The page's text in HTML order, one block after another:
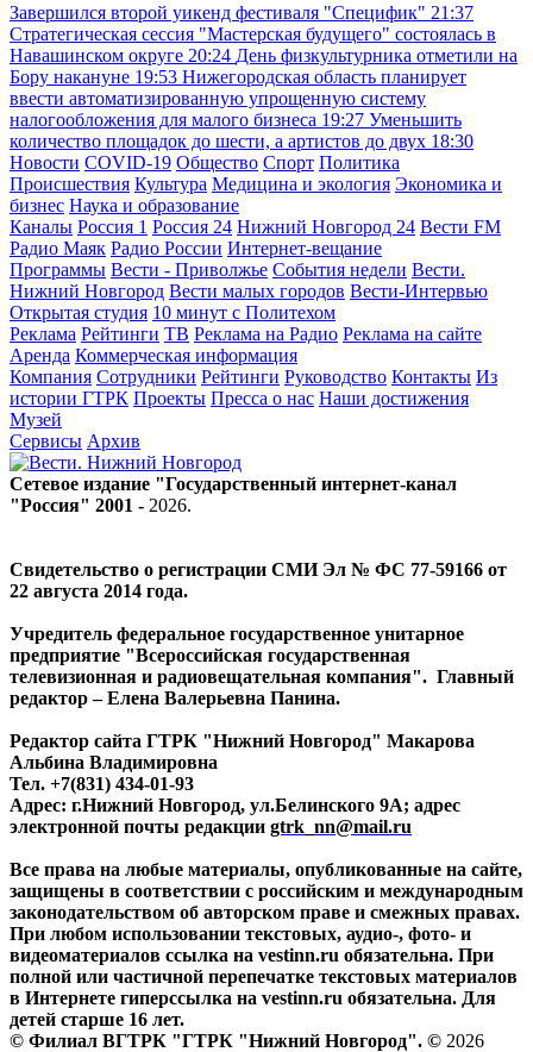
Завершился второй уикенд фестиваля "Специфик" 21:37
Стратегическая сессия "Мастерская будущего" состоялась в
Навашинском округе 20:24 День физкультурника отметили на
Бору накануне 19:53 Нижегородская область планирует
ввести автоматизированную упрощенную систему
налогообложения для малого бизнеса 19:27 Уменьшить
количество площадок до шести, а артистов до двух 18:30
Новости COVID-19 Общество Спорт Политика
Происшествия Культура Медицина и экология Экономика и
бизнес Наука и образование
Каналы Россия 1 Россия 24 Нижний Новгород 24 Вести FM
Радио Маяк Радио России Интернет-вещание
Программы Вести - Приволжье События недели Вести.
Нижний Новгород Вести малых городов Вести-Интервью
Открытая студия 10 минут с Политехом
Реклама Рейтинги ТВ Реклама на Радио Реклама на сайте
Аренда Коммерческая информация
Компания Сотрудники Рейтинги Руководство Контакты Из
истории ГТРК Проекты Пресса о нас Наши достижения
Музей
Сервисы Архив
Сетевое издание "Государственный интернет-канал
"Россия" 2001 - 2026.
Свидетельство о регистрации СМИ Эл № ФС 77-59166 от
22 августа 2014 года.
Учредитель федеральное государственное унитарное
предприятие "Всероссийская государственная
телевизионная и радиовещательная компания". Главный
редактор – Елена Валерьевна Панина.
Редактор сайта ГТРК "Нижний Новгород" Макарова
Альбина Владимировна
Тел. +7(831) 434-01-93
Адрес: г.Нижний Новгород, ул.Белинского 9А; адрес
электронной почты редакции gtrk_nn@mail.ru
Все права на любые материалы, опубликованные на сайте,
защищены в соответствии с российским и международным
законодательством об авторском праве и смежных правах.
При любом использовании текстовых, аудио-, фото- и
видеоматериалов ссылка на vestinn.ru обязательна. При
полной или частичной перепечатке текстовых материалов
в Интернете гиперссылка на vestinn.ru обязательна. Для
детей старше 16 лет.
© Филиал ВГТРК "ГТРК "Нижний Новгород". © 2026